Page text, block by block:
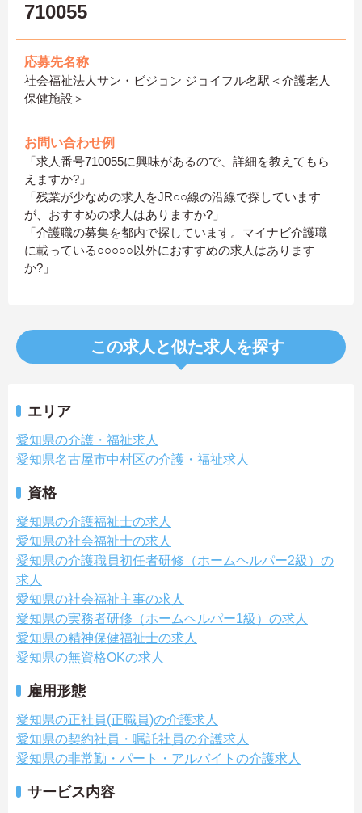
710055
応募先名称
社会福祉法人サン・ビジョン ジョイフル名駅＜介護老人
保健施設＞
お問い合わせ例
「求人番号710055に興味があるので、詳細を教えてもら
えますか?」
「残業が少なめの求人をJR○○線の沿線で探しています
が、おすすめの求人はありますか?」
「介護職の募集を都内で探しています。マイナビ介護職
に載っている○○○○○以外におすすめの求人はあります
か?」
この求人と似た求人を探す
エリア
愛知県の介護・福祉求人
愛知県名古屋市中村区の介護・福祉求人
資格
愛知県の介護福祉士の求人
愛知県の社会福祉士の求人
愛知県の介護職員初任者研修（ホームヘルパー2級）の
求人
愛知県の社会福祉主事の求人
愛知県の実務者研修（ホームヘルパー1級）の求人
愛知県の精神保健福祉士の求人
愛知県の無資格OKの求人
雇用形態
愛知県の正社員(正職員)の介護求人
愛知県の契約社員・嘱託社員の介護求人
愛知県の非常勤・パート・アルバイトの介護求人
サービス内容